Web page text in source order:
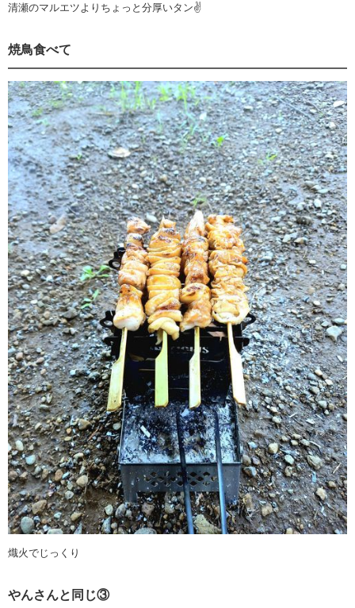
清瀬のマルエツよりちょっと分厚いタン✌️
焼鳥食べて
熾火でじっくり
やんさんと同じ③